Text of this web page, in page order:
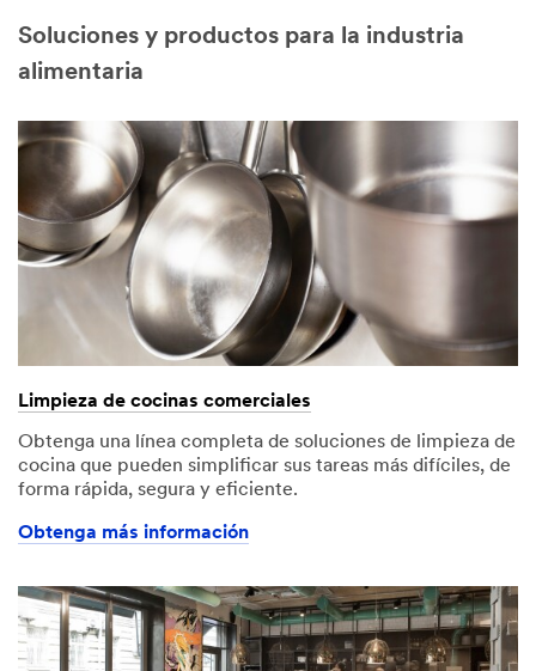
Soluciones y productos para la industria
alimentaria
Limpieza de cocinas comerciales
Obtenga una línea completa de soluciones de limpieza de
cocina que pueden simplificar sus tareas más difíciles, de
forma rápida, segura y eficiente.
Obtenga más información